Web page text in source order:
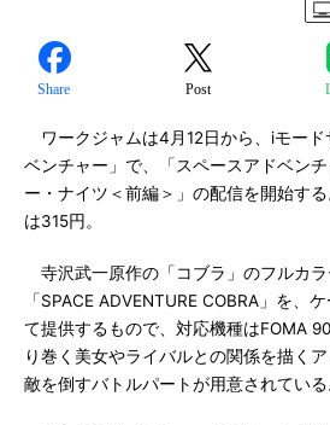
Share Post
ワークジャムは4月12日から、iモード
ベンチャー」で、「スペースアドベン
ー・ナイツ＜前編＞」の配信を開始す
は315円。
寺沢武一原作の「コブラ」のフルカ
「SPACE ADVENTURE COBRA」を、
て提供するもので、対応機種はFOMA
り巻く美女やライバルとの関係を描く
敵を倒すバトルパートが用意されている